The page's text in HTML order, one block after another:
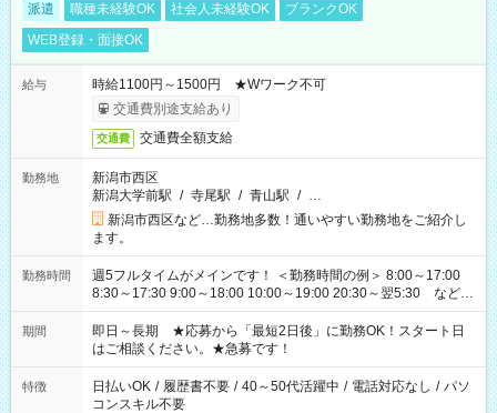
派遣 職種未経験OK 社会人未経験OK
ブランクOK
WEB登録・面接OK
給与
時給1100円～1500円 ★Wワーク不可
交通費別途支給あり
交通費 交通費全額支給
勤務地
新潟市西区
新潟大学前駅 / 寺尾駅 / 青山駅 / …
新潟市西区など…勤務地多数！通いやすい勤務地をご紹介し
ます。
勤務時間
週5フルタイムがメインです！ ＜勤務時間の例＞ 8:00～17:00
8:30～17:30 9:00～18:00 10:00～19:00 20:30～翌5:30 など ★
その他にも勤務時間多数！ 日勤のみ、残業なし、交替制など
ご希望を教えてください！
期間
即日～長期 ★応募から「最短2日後」に勤務OK！スタート日
はご相談ください。★急募です！
特徴 日払いOK / 履歴書不要 / 40～50代活躍中 / 電話対応なし / パソ
コンスキル不要